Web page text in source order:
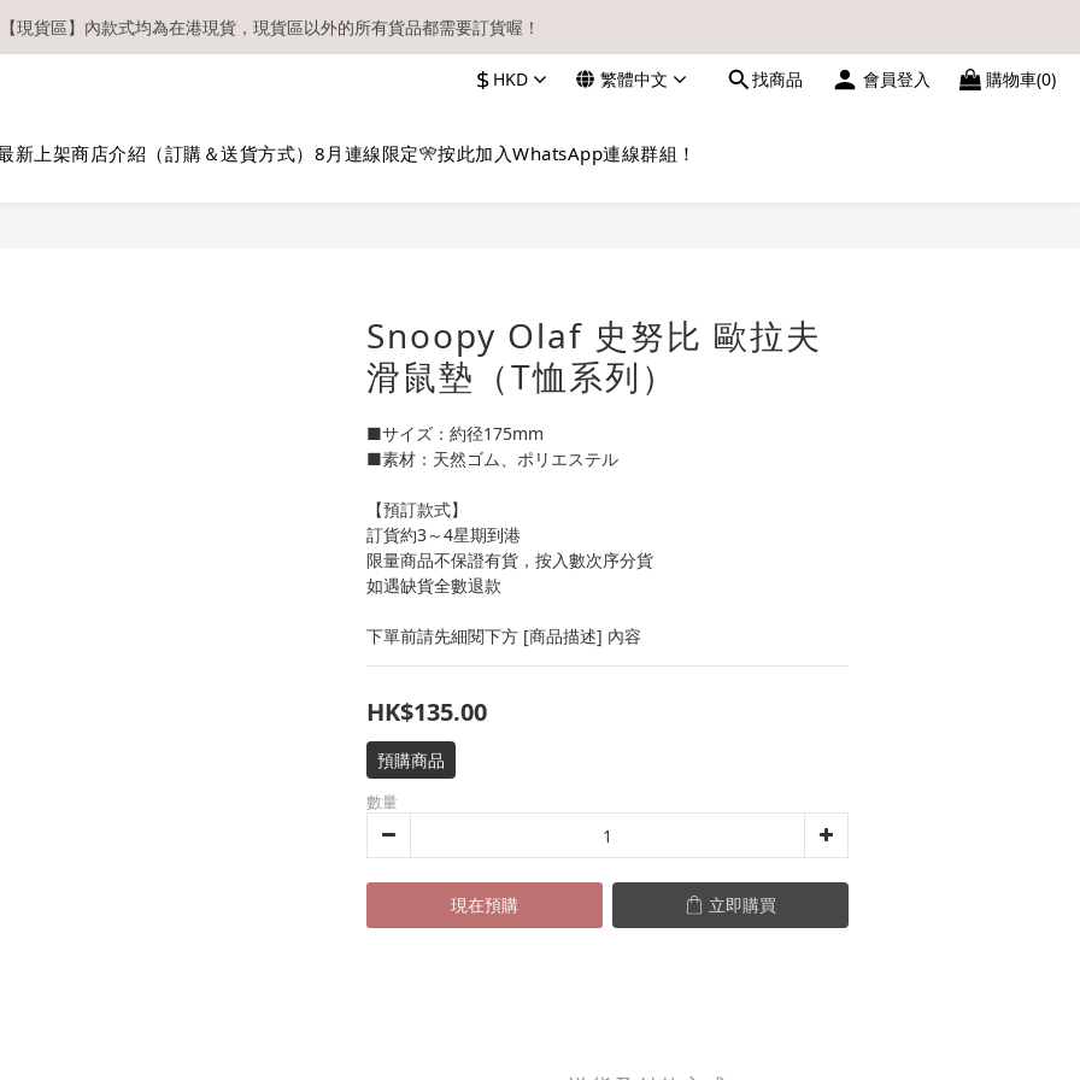
【現貨區】內款式均為在港現貨，現貨區以外的所有貨品都需要訂貨喔！
【現貨區】內款式均為在港現貨，現貨區以外的所有貨品都需要訂貨喔！
必確認在『已登入狀態下』購物。如非登入後購物，將不會獲發會員點數，亦不設補發，敬請諒解。
$ HKD 繁體中文 找商品 會員登入 購物車(0)
新上架商店介紹（訂購＆送貨方式） 8月連線限定🎌按此加入WhatsApp連線群組！
Snoopy Olaf 史努比 歐拉夫
滑鼠墊（T恤系列）
■サイズ：約径175mm
■素材：天然ゴム、ポリエステル
【預訂款式】
訂貨約3～4星期到港
限量商品不保證有貨，按入數次序分貨
如遇缺貨全數退款
下單前請先細閱下方 [商品描述] 內容
HK$135.00
預購商品
數量
現在預購 立即購買